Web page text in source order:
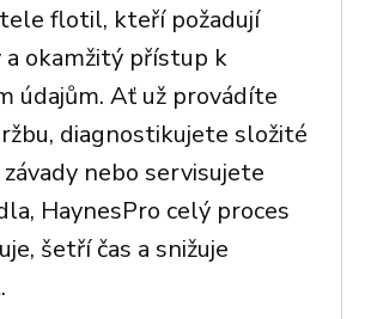
flotil, kteří požadují
okamžitý přístup k
údajům. Ať už provádíte
diagnostikujete složité
nebo servisujete
HaynesPro celý proces
šetří čas a snižuje